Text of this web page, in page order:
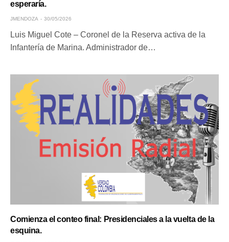
esperaría.
JMENDOZA 30/05/2026
Luis Miguel Cote – Coronel de la Reserva activa de la
Infantería de Marina. Administrador de…
Comienza el conteo final: Presidenciales a la vuelta de la
esquina.